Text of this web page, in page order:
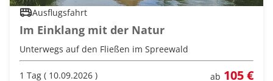
Ausflugsfahrt
Im Einklang mit der Natur
Unterwegs auf den Fließen im Spreewald
1 Tag ( 10.09.2026 ) ab 105 €